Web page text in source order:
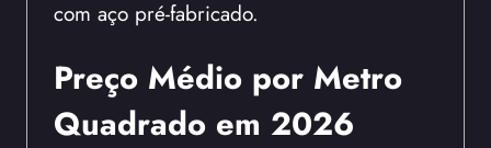
com aço pré-fabricado.
Preço Médio por Metro
Quadrado em 2026